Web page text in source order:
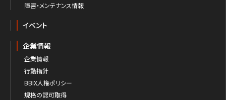
障害・メンテナンス情報
イベント
企業情報
企業情報
行動指針
BBIX人権ポリシー
規格の認可取得